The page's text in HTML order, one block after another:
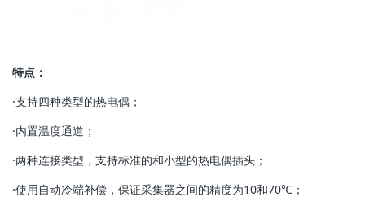
特点：
·支持四种类型的热电偶；
·内置温度通道；
·两种连接类型，支持标准的和小型的热电偶插头；
·使用自动冷端补偿，保证采集器之间的精度为10和70℃；